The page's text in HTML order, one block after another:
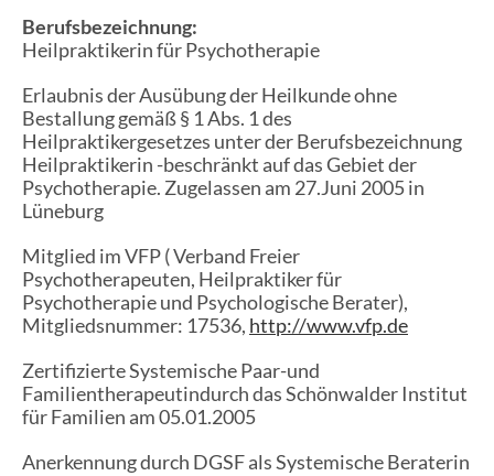
Berufsbezeichnung:
Heilpraktikerin für Psychotherapie
Erlaubnis der Ausübung der Heilkunde ohne
Bestallung gemäß § 1 Abs. 1 des
Heilpraktikergesetzes unter der Berufsbezeichnung
Heilpraktikerin -beschränkt auf das Gebiet der
Psychotherapie. Zugelassen am 27.Juni 2005 in
Lüneburg
Mitglied im VFP ( Verband Freier
Psychotherapeuten, Heilpraktiker für
Psychotherapie und Psychologische Berater),
Mitgliedsnummer: 17536, http://www.vfp.de
Zertifizierte Systemische Paar-und
Familientherapeutindurch das Schönwalder Institut
für Familien am 05.01.2005
Anerkennung durch DGSF als Systemische Beraterin